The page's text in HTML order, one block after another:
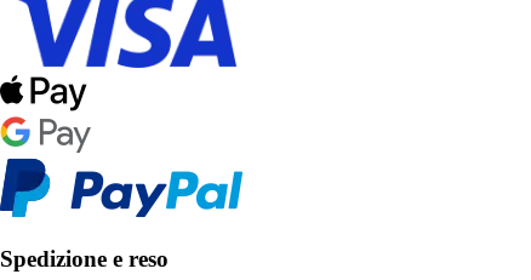
Spedizione e reso